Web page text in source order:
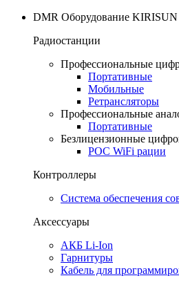
DMR Оборудование KIRISUN
Радиостанции
Профессиональные
Портативные
Мобильные
Ретрансляторы
Профессиональные
Портативные
Безлицензионные
POC WiFi рации
Контроллеры
Система обеспечения
Аксессуары
АКБ Li-Ion
Гарнитуры
Кабель для